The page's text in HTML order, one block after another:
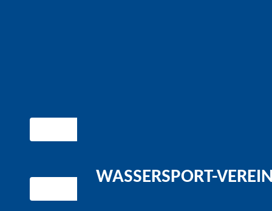
WASSERSPORT-